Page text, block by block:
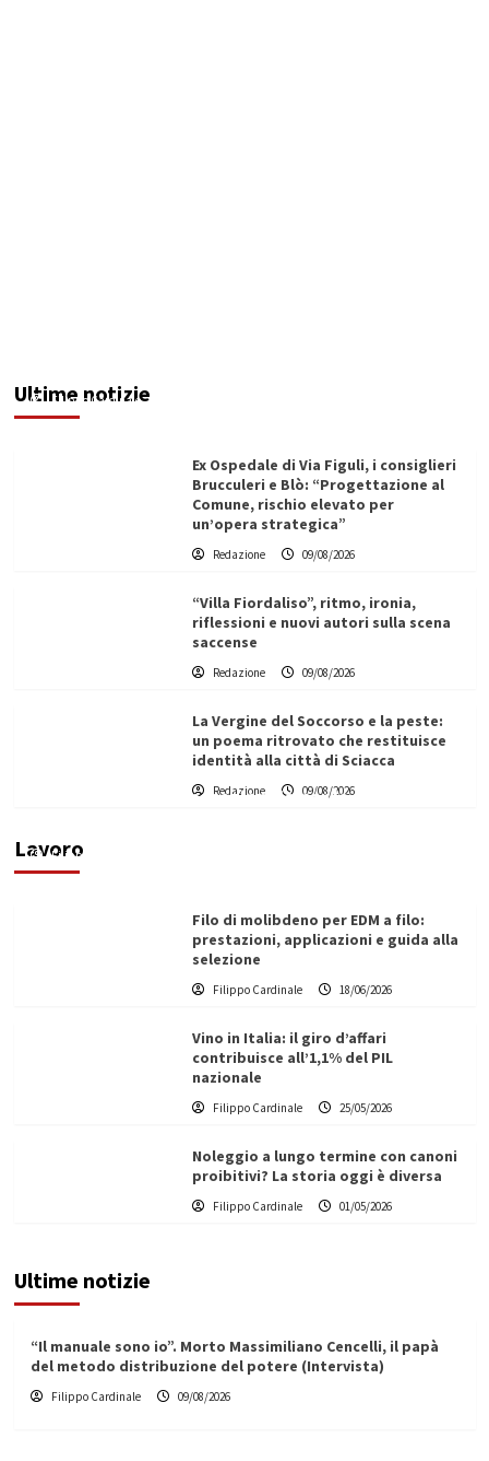
Ultime notizie
Filippo Cardinale
Ex Ospedale di Via Figuli, i consiglieri
Brucculeri e Blò: “Progettazione al
Comune, rischio elevato per
un’opera strategica”
Redazione 09/08/2026
“Villa Fiordaliso”, ritmo, ironia,
riflessioni e nuovi autori sulla scena
saccense
Redazione 09/08/2026
La Vergine del Soccorso e la peste:
un poema ritrovato che restituisce
identità alla città di Sciacca
Redazione 09/08/2026
Lavoro
L’ingegnere saccense Buscarnera partner chiave
di un progetto transnazionale per la transizione
Filippo Cardinale
Filo di molibdeno per EDM a filo:
prestazioni, applicazioni e guida alla
selezione
Filippo Cardinale 18/06/2026
Vino in Italia: il giro d’affari
contribuisce all’1,1% del PIL
nazionale
Filippo Cardinale 25/05/2026
Noleggio a lungo termine con canoni
proibitivi? La storia oggi è diversa
Filippo Cardinale 01/05/2026
Ultime notizie
“Il manuale sono io”. Morto Massimiliano Cencelli, il papà
del metodo distribuzione del potere (Intervista)
Filippo Cardinale 09/08/2026